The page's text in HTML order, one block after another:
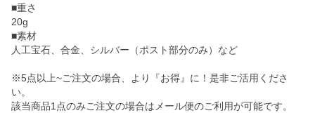
■重さ
20g
■素材
人工宝石、合金、シルバー（ポスト部分のみ）など
※5点以上~ご注文の場合、より『お得』に！是非ご活用くださ
い。
該当商品1点のみご注文の場合はメール便のご利用が可能です。